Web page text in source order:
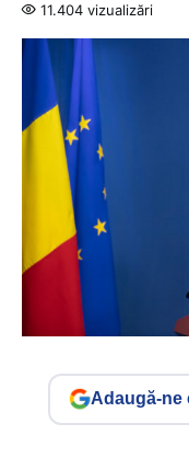
11.404 vizualizări
Adaugă-ne